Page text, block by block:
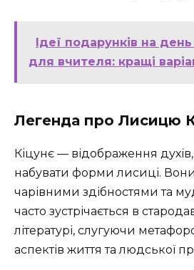
Ідеї подарунків на
для вчителя: кращі
Легенда про Лисицю
Кіцунє — відображення
набувати форми лисиці. Вони
чарівними здібностями та
часто зустрічається в
літературі, слугуючи
аспектів життя та людської